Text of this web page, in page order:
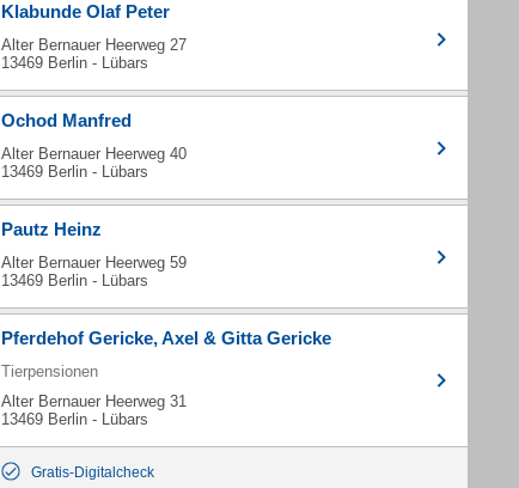
Klabunde Olaf Peter
Alter Bernauer Heerweg 27
13469 Berlin - Lübars
Ochod Manfred
Alter Bernauer Heerweg 40
13469 Berlin - Lübars
Pautz Heinz
Alter Bernauer Heerweg 59
13469 Berlin - Lübars
Pferdehof Gericke, Axel & Gitta Gericke
Tierpensionen
Alter Bernauer Heerweg 31
13469 Berlin - Lübars
Gratis-Digitalcheck